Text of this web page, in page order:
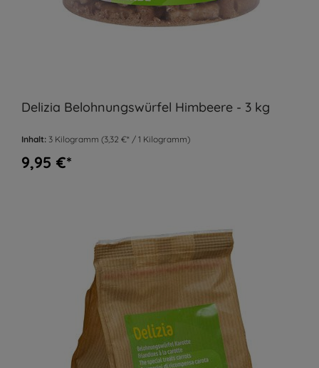
Delizia Belohnungswürfel Himbeere - 3 kg
Inhalt: 3 Kilogramm (3,32 €* / 1 Kilogramm)
9,95 €*